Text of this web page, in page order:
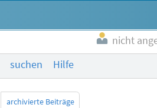
nicht
suchen Hilfe
archivierte Beiträge